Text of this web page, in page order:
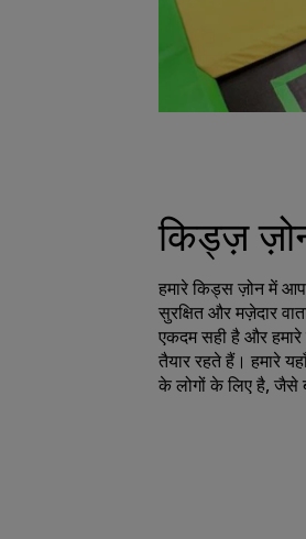
किड्ज़
हमारे किड्स ज़ोन में
सुरक्षित और मज़ेदार
एकदम सही है और
तैयार रहते हैं। हमारे
के लोगों के लिए है, जैसे